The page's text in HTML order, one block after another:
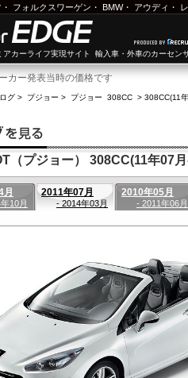
・ フォルクスワーゲン ・ BMW・ アウディ ・
アカーライフ実現サイト 輸入車・外車のカーセン
カー発表当時の価格です
グ > プジョー > プジョー 308CC > 308CC(11
（プジョー） 308CC(11年07
月
10月
2011年07月
- 2014年03月
2010年05月
- 2011年06月